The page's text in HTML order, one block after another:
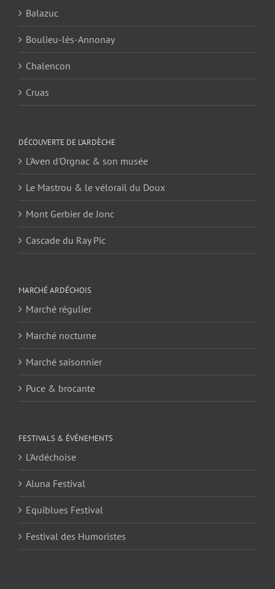
Balazuc
Boulieu-lès-Annonay
Chalencon
Cruas
DÉCOUVERTE DE L’ARDÈCHE
L'Aven d'Orgnac & son musée
Le Mastrou & le vélorail du Doux
Mont Gerbier de Jonc
Cascade du Ray Pic
MARCHÉ ARDÉCHOIS
Marché régulier
Marché nocturne
Marché saisonnier
Puce & brocante
FESTIVALS & ÉVÉNEMENTS
L'Ardéchoise
Aluna Festival
Equiblues Festival
Festival des Humoristes